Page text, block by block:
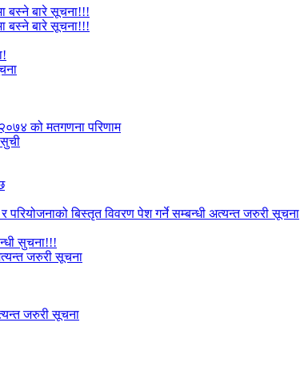
बस्ने बारे सूचना!!!
बस्ने बारे सूचना!!!
को मतगणना परिणाम
परियोजनाको बिस्तृत विवरण पेश गर्ने सम्बन्धी अत्यन्त जरुरी सूचना
सुचना!!!
जरुरी सूचना
जरुरी सूचना